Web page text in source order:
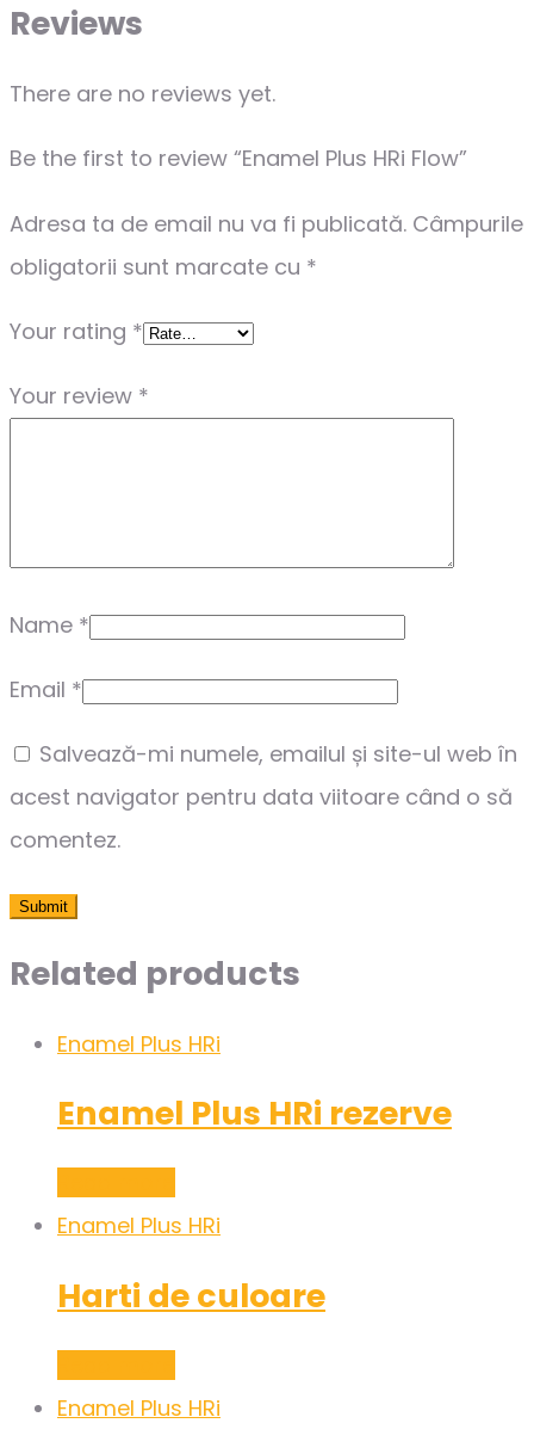
Reviews
There are no reviews yet.
Be the first to review “Enamel Plus HRi Flow”
Adresa ta de email nu va fi publicată. Câmpurile
obligatorii sunt marcate cu *
Your rating *
Your review *
Name *
Email *
Salvează-mi numele, emailul și site-ul web în
acest navigator pentru data viitoare când o să
comentez.
Related products
Enamel Plus HRi
Enamel Plus HRi rezerve
Enamel Plus HRi
Harti de culoare
Enamel Plus HRi